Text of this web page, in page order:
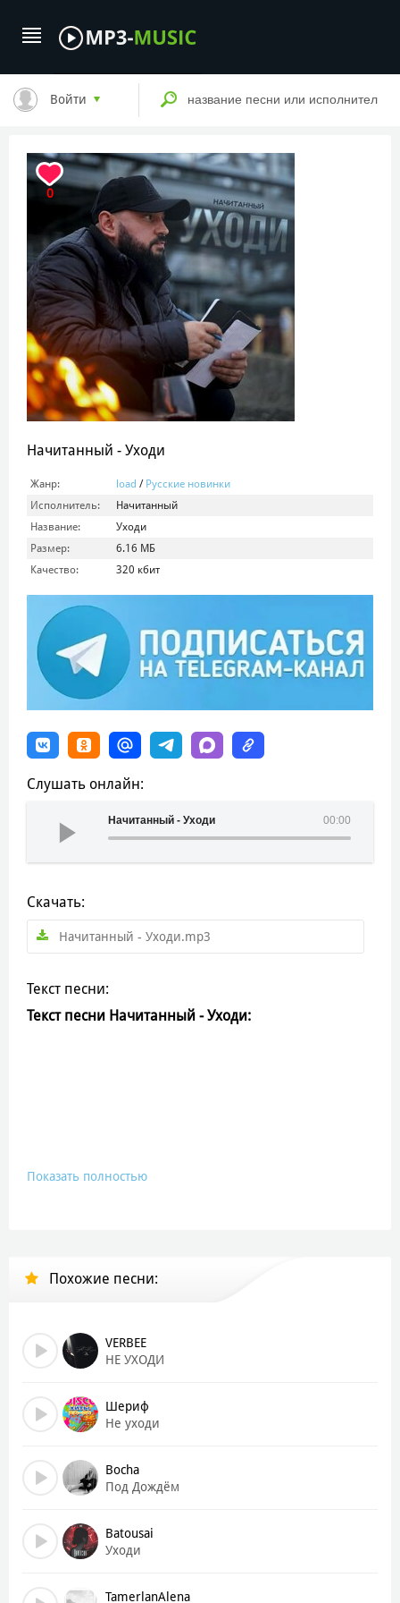
Войти
0
Начитанный - Уходи
Жанр: load / Русские новинки
Исполнитель:
Начитанный
Название:
Уходи
Размер:
6.16 МБ
Качество:
320 кбит
Слушать онлайн:
00:00
Начитанный - Уходи
Скачать:
Начитанный - Уходи.mp3
Текст песни:
Текст песни Начитанный - Уходи:
Показать полностью
Похожие песни:
VERBEE
НЕ УХОДИ
Шериф
Не уходи
Bocha
Под Дождём
Batousai
Уходи
TamerlanAlena